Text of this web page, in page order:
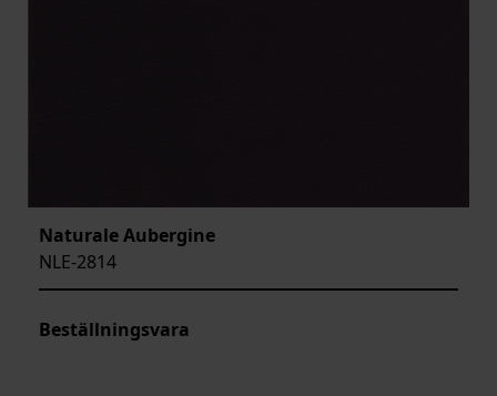
Naturale Aubergine
NLE-2814
Beställningsvara